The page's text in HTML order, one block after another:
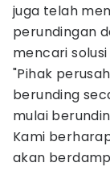
juga telah
perundingan
mencari
"Pihak
berunding
mulai
Kami
akan